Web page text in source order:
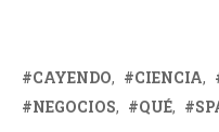
CAYENDO CIENCIA
NEGOCIOS
QUÉ